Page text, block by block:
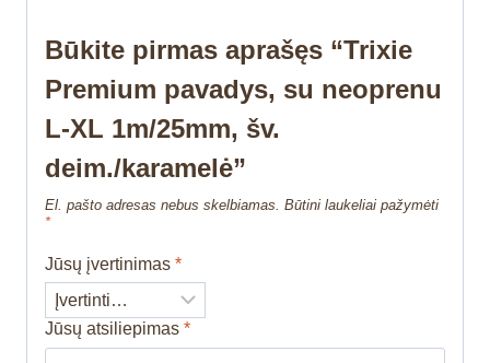
Būkite pirmas aprašęs “Trixie
Premium pavadys, su neoprenu
L-XL 1m/25mm, šv.
deim./karamelė”
El. pašto adresas nebus skelbiamas. Būtini laukeliai pažymėti
*
Jūsų įvertinimas *
Jūsų atsiliepimas *